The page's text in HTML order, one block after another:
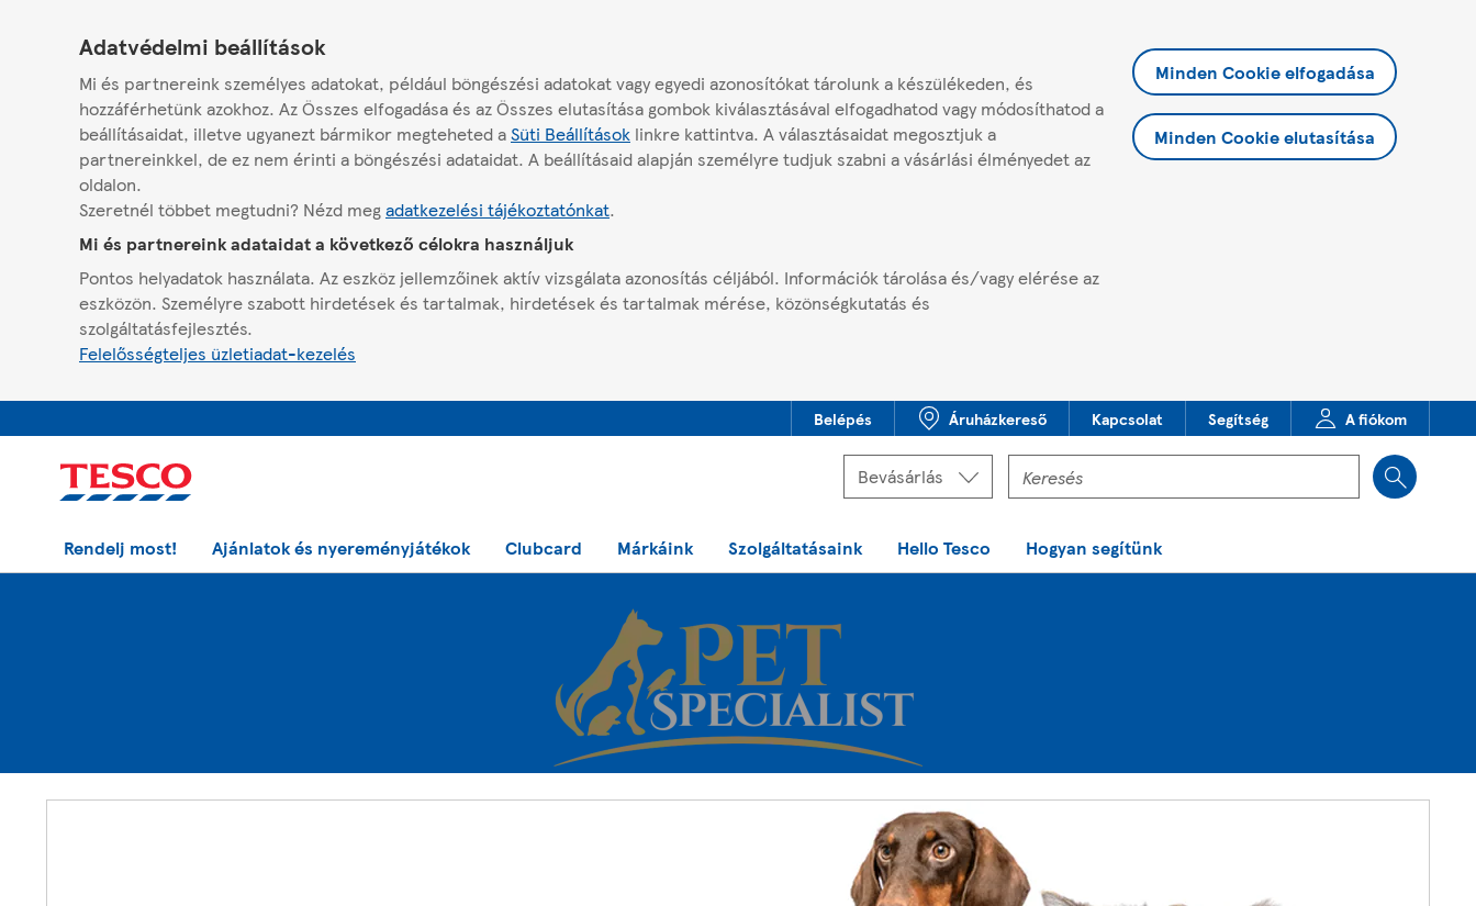
Adatvédelmi beállítások
Mi és partnereink személyes adatokat, például böngészési adatokat vagy egyedi azonosítókat tárolunk a készülékeden, és
hozzáférhetünk azokhoz. Az Összes elfogadása és az Összes elutasítása gombok kiválasztásával elfogadhatod vagy módosíthatod a
beállításaidat, illetve ugyanezt bármikor megteheted aSüti Beállítások linkre kattintva. A választásaidat megosztjuk a
partnereinkkel, de ez nem érinti a böngészési adataidat. A beállításaid alapján személyre tudjuk szabni a vásárlási élményedet az
oldalon.
Szeretnél többet megtudni? Nézd megadatkezelési tájékoztatónkat.
Mi és partnereink adataidat a következő célokra használjuk
Pontos helyadatok használata. Az eszköz jellemzőinek aktív vizsgálata azonosítás céljából. Információk tárolása és/vagy elérése az
eszközön. Személyre szabott hirdetések és tartalmak, hirdetések és tartalmak mérése, közönségkutatás és
szolgáltatásfejlesztés.
Felelősségteljes üzletiadat-kezelés
Minden Cookie elfogadása
Minden Cookie elutasítása
Offline vagy. Előfordulhat, hogy egyes funkciók nem érhetők el.
Belépés Áruházkereső Kapcsolat Segítség A fiókom
Kiválaszt
Bevásárlás Keresés
Rendelj most! Ajánlatok és nyereményjátékok Clubcard Márkáink Szolgáltatásaink Hello Tesco Hogyan segítünk